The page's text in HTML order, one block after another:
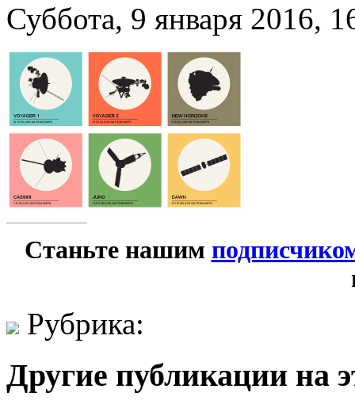
Суббота, 9 января 2016,
Станьте нашим
Рубрика:
Другие публикации на